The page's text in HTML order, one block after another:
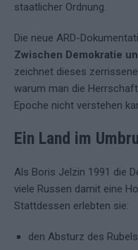
staatlicher Ordnung.
Die neue ARD-
Zwischen Demokratie
zeichnet dieses
warum man die
Epoche nicht verstehen
Ein Land im
Als Boris Jelzin 1991 die
viele Russen damit eine
Stattdessen erlebten sie:
den Absturz des